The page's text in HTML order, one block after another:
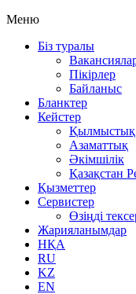
Меню
Біз туралы
Пікірлер
Байланыс
Бланктер
Кейстер
Қылмыстық
Азаматтық
Әкімшілік
Қазақстан
Қызметтер
Сервистер
Өзіңді
Жарияланымдар
НҚА
RU
KZ
EN